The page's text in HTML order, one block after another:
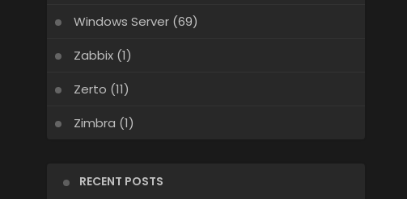
Windows Server(69)
Zabbix(1)
Zerto (11)
Zimbra (1)
RECENT POSTS